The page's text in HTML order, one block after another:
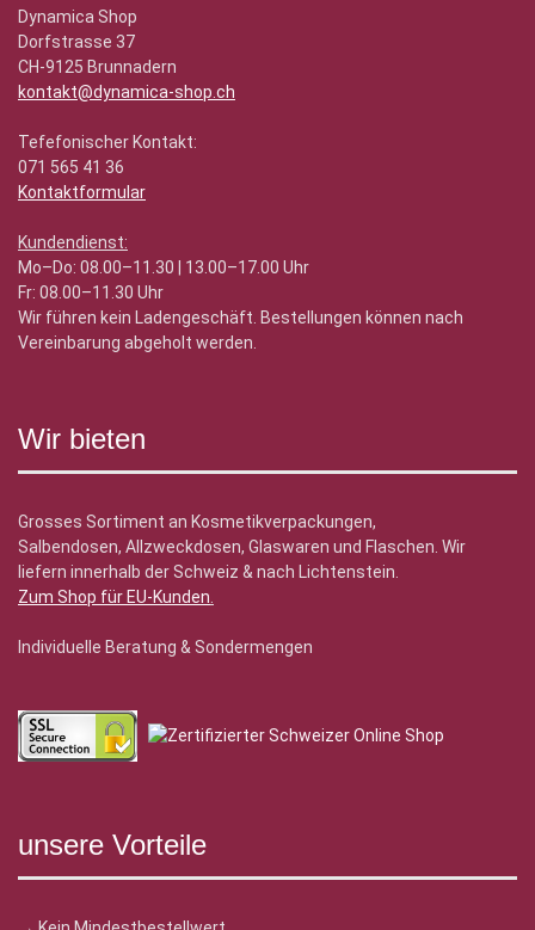
Dynamica Shop
Dorfstrasse 37
CH-9125 Brunnadern
kontakt@dynamica-shop.ch
Tefefonischer Kontakt:
071 565 41 36
Kontaktformular
Kundendienst:
Mo–Do: 08.00–11.30 | 13.00–17.00 Uhr
Fr: 08.00–11.30 Uhr
Wir führen kein Ladengeschäft. Bestellungen können nach
Vereinbarung abgeholt werden.
Wir bieten
Grosses Sortiment an Kosmetikverpackungen,
Salbendosen, Allzweckdosen, Glaswaren und Flaschen. Wir
liefern innerhalb der Schweiz & nach Lichtenstein.
Zum Shop für EU-Kunden.
Individuelle Beratung & Sondermengen
unsere Vorteile